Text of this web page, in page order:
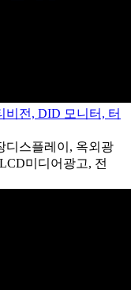
비전, DID 모니터, 터
디스플레이, 옥외광
미디어광고, 전